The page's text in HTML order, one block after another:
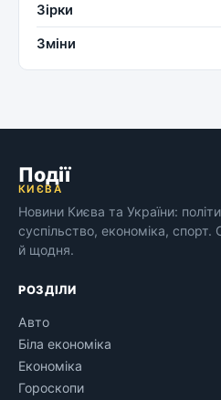
Зірки
Зміни
Події
КИЄВА
Новини Києва та України:
суспільство, економіка, спорт.
й щодня.
РОЗДІЛИ
Авто
Біла економіка
Економіка
Гороскопи